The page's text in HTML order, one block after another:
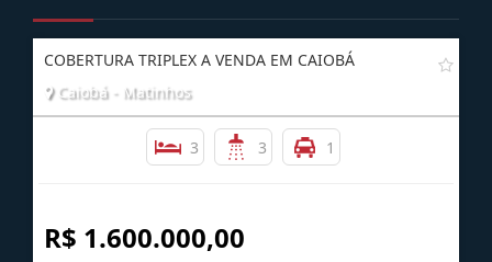
Imóveis Relacionados
COBERTURA TRIPLEX A VENDA EM CAIOBÁ
3